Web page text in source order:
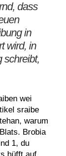
dass
in
wird, in
schreibt,
wei
sraibe
warum
Brobia
1, du